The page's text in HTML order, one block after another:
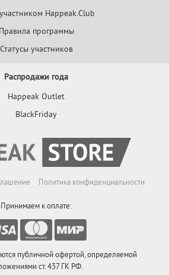
Happeak.Club
Правила программы
Статусы участников
Распродажи года
Happeak Outlet
BlackFriday
Политика конфиденциальности
Принимаем к оплате:
публичной офертой, определяемой
ст. 437 ГК РФ.